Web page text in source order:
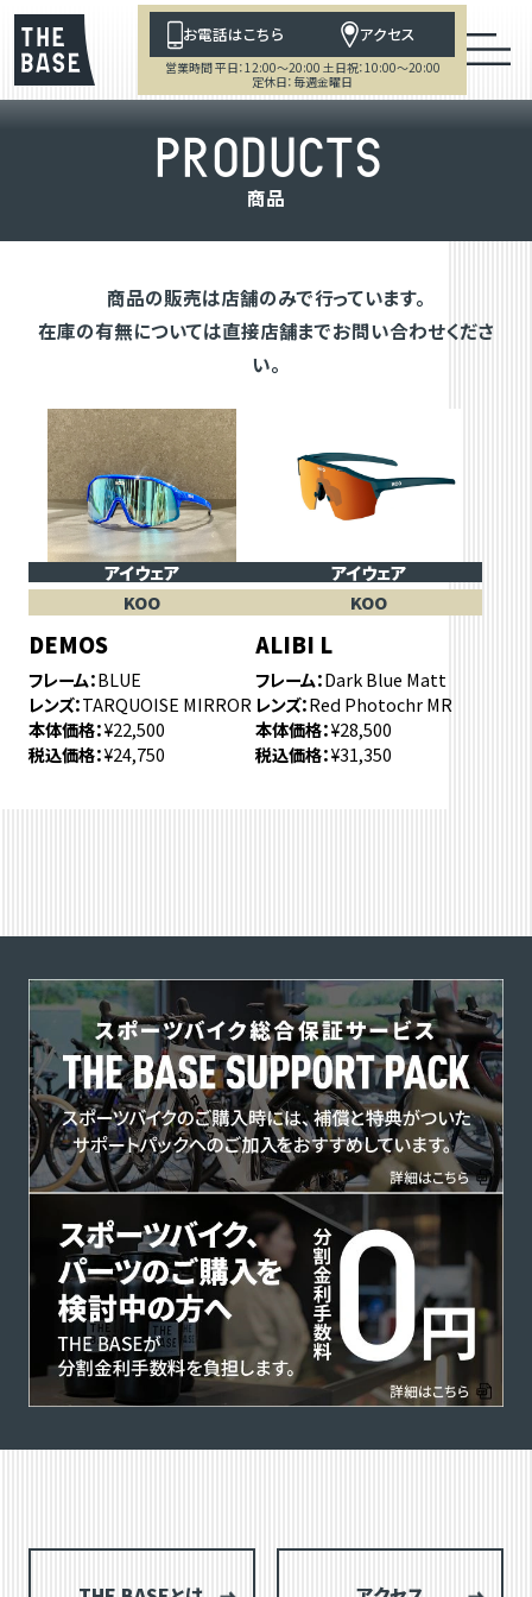
お電話はこちら アクセス
営業時間 平日：12:00～20:00 土日祝：10:00～20:00
定休日：毎週金曜日
PRODUCTS
商品
商品の販売は店舗のみで行っています。
在庫の有無については直接店舗までお問い合わせくださ
い。
アイウェア
KOO
DEMOS
フレーム BLUE
レンズ TARQUOISE MIRROR
本体価格 ¥22,500
税込価格 ¥24,750
アイウェア
KOO
ALIBI L
フレーム Dark Blue Matt
レンズ Red Photochr MR
本体価格 ¥28,500
税込価格 ¥31,350